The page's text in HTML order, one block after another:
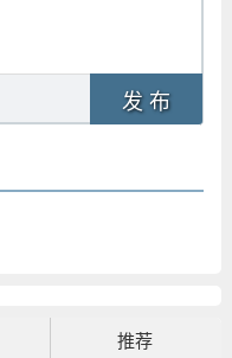
发 布
推荐